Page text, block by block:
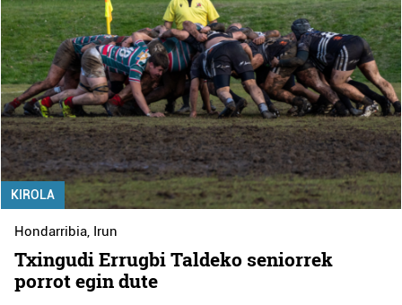
KIROLA
Hondarribia, Irun
Txingudi Errugbi Taldeko seniorrek
porrot egin dute